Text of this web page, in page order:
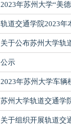
2023年苏州大学“美
轨道交通学院2023年
关于公布苏州大学轨
公示
2023年苏州大学车辆
苏州大学轨道交通学
关于组织开展轨道